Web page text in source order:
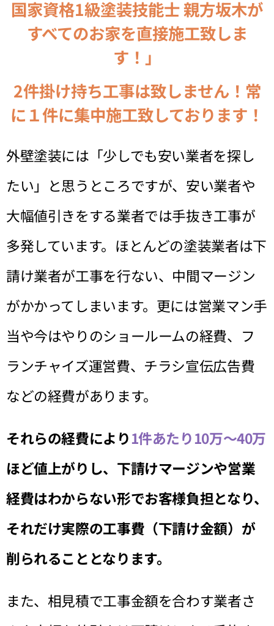
国家資格1級塗装技能士 親方坂木が
すべてのお家を直接施工致しま
す！」
2件掛け持ち工事は致しません！常
に１件に集中施工致しております！
外壁塗装には「少しでも安い業者を探し
たい」と思うところですが、安い業者や
大幅値引きをする業者では手抜き工事が
多発しています。ほとんどの塗装業者は下
請け業者が工事を行ない、中間マージン
がかかってしまいます。更には営業マン手
当や今はやりのショールームの経費、フ
ランチャイズ運営費、チラシ宣伝広告費
などの経費があります。
それらの経費により1件あたり10万～40万
ほど値上がりし、下請けマージンや営業
経費はわからない形でお客様負担となり、
それだけ実際の工事費（下請け金額）が
削られることとなります。
また、相見積で工事金額を合わす業者さ